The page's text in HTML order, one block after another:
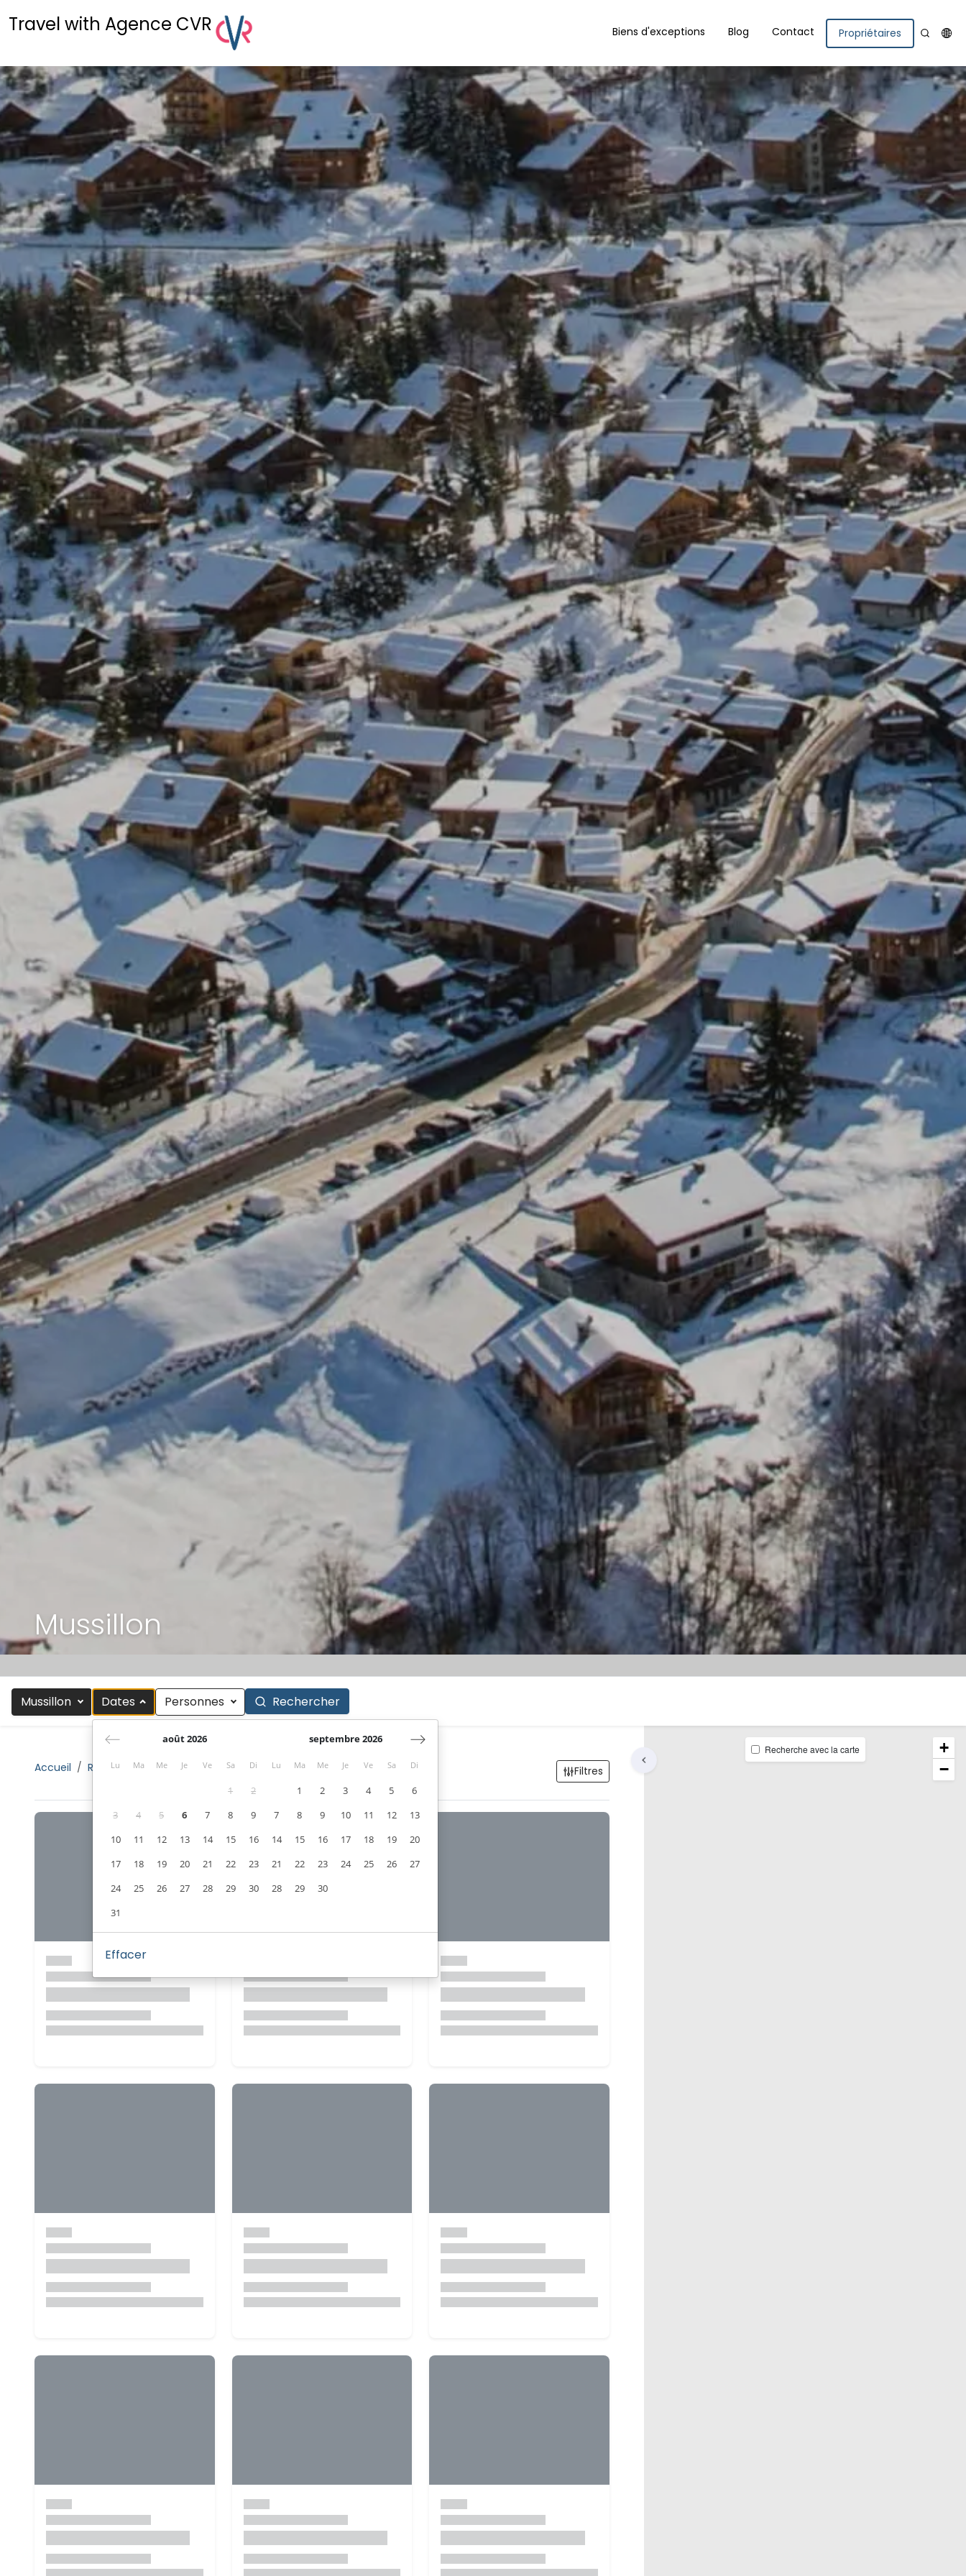
Travel with Agence CVR Biens d'exceptions Blog Contact Propriétaires
Mussillon
Mussillon Dates
août 2026
Lu Ma Me Je Ve Sa Di
1
2
3
4 5 6 7 8
9
10
11 12 13 14 15
16
17
18 19 20 21 22
23
24
25 26 27 28 29
30
31
septembre 2026
Lu Ma Me Je Ve Sa Di
1 2 3 4 5
6
7
8 9 10 11 12
13
14
15 16 17 18 19
20
21
22 23 24 25 26
27
28
29 30
Effacer
Personnes Rechercher
Accueil Rechercher Les 3 Vallées Meribel Mussillon Filtres
+
−
Recherche avec la carte